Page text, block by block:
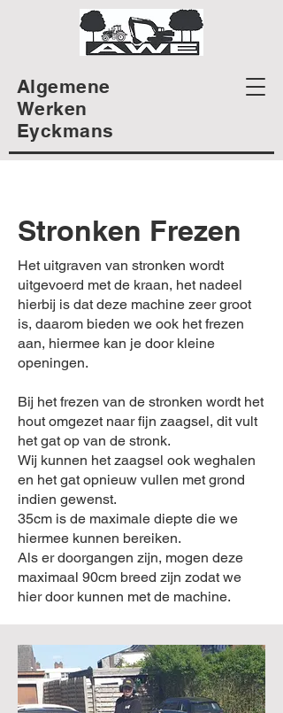
Algemene
Werken
Eyckmans
Stronken Frezen
Het uitgraven van stronken wordt
uitgevoerd met de kraan, het nadeel
hierbij is dat deze machine zeer groot
is, daarom bieden we ook het frezen
aan, hiermee kan je door kleine
openingen.
Bij het frezen van de stronken wordt het
hout omgezet naar fijn zaagsel, dit vult
het gat op van de stronk.
Wij kunnen het zaagsel ook weghalen
en het gat opnieuw vullen met grond
indien gewenst.
35cm is de maximale diepte die we
hiermee kunnen bereiken.
Als er doorgangen zijn, mogen deze
maximaal 90cm breed zijn zodat we
hier door kunnen met de machine.